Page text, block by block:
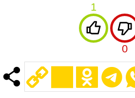
1
0